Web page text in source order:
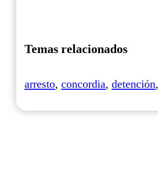
Temas relacionados
arresto, concordia, detención,